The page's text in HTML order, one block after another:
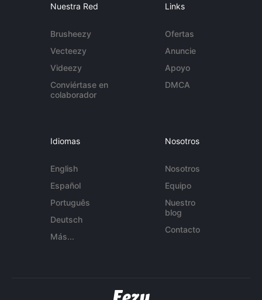
Nuestra Red
Brusheezy
Vecteezy
Videezy
Conviértase en
colaborador
Links
Ofertas
Anuncie
Apoyo
DMCA
Idiomas
English
Español
Português
Deutsch
Más...
Nosotros
Nosotros
Equipo
Nuestro
blog
Contacto